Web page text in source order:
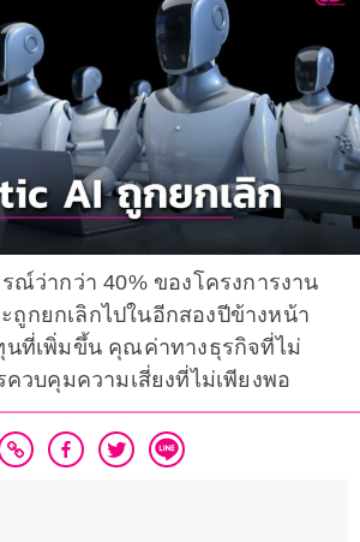
ณ์ว่ากว่า 40% ของโครงการงาน
ถูกยกเลิกไปในอีกสองปีข้างหน้า
นที่เพิ่มขึ้น คุณค่าทางธุรกิจที่ไม่
ควบคุมความเสี่ยงที่ไม่เพียงพอ